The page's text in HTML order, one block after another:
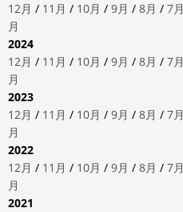
12月 / 11月 / 10月 / 9月 / 8月 / 7月
月
2024
12月 / 11月 / 10月 / 9月 / 8月 / 7月
月
2023
12月 / 11月 / 10月 / 9月 / 8月 / 7月
月
2022
12月 / 11月 / 10月 / 9月 / 8月 / 7月
月
2021